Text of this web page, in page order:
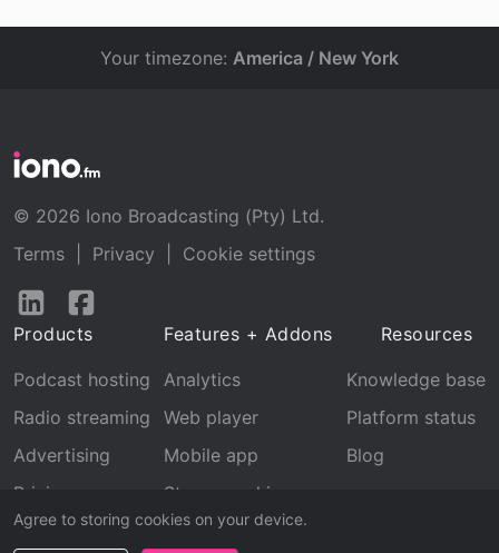
Agree to storing cookies on your device.
Your timezone: America / New York
© 2026 Iono Broadcasting (Pty) Ltd.
Terms
Privacy
Cookie settings
Follow
LinkedInFacebook
Products
Podcast hosting
Radio streaming
Advertising
Pricing
Features + Addons
Analytics
Web player
Mobile app
Stream archive
Recognition
Resources
Knowledge base
Platform status
Blog